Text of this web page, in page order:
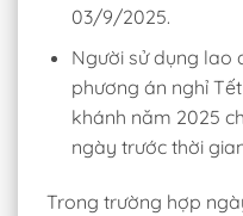
03/9/2025.
Người sử dụng lao
phương án nghỉ
khánh năm 2025
ngày trước thời
Trong trường hợp